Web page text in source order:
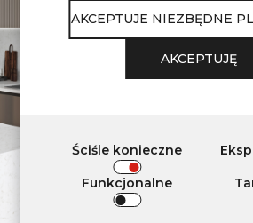
Quartz
WNĘTRZ
AKCEPTUJE NIEZBĘDNE
AKCEPTUJĘ
Ściśle konieczne
Funkcjonalne